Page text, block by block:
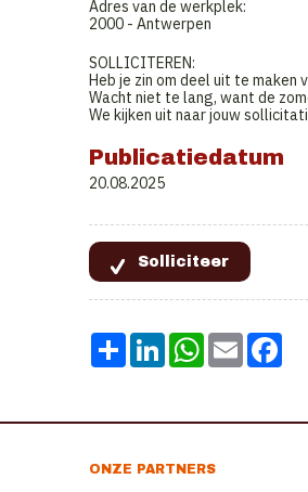
Adres van de werkplek:
2000 - Antwerpen
SOLLICITEREN:
Heb je zin om deel uit te maken
Wacht niet te lang, want de
We kijken uit naar jouw
Publicatiedatum
20.08.2025
Share LinkedInWhatsApp
Email
ONZE PARTNERS